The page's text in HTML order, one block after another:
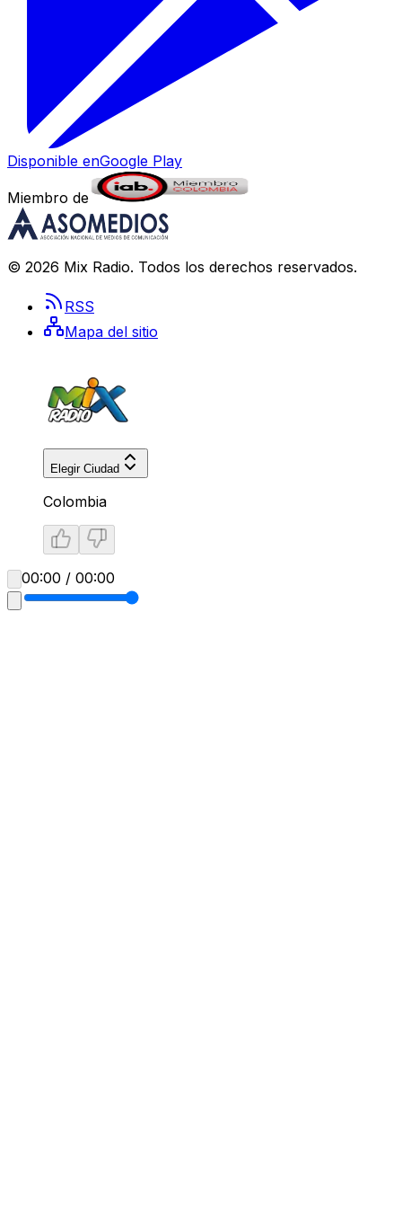
Disponible enGoogle Play
Miembro de
© 2026 Mix Radio. Todos los derechos reservados.
RSS
Mapa del sitio
Elegir Ciudad
Colombia
00:00 / 00:00